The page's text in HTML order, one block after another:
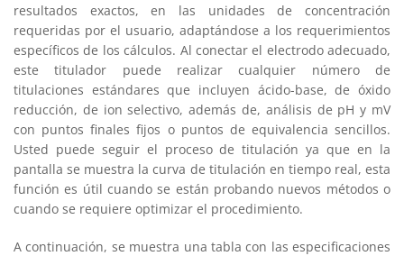
resultados exactos, en las unidades de concentración
requeridas por el usuario, adaptándose a los requerimientos
específicos de los cálculos. Al conectar el electrodo adecuado,
este titulador puede realizar cualquier número de
titulaciones estándares que incluyen ácido-base, de óxido
reducción, de ion selectivo, además de, análisis de pH y mV
con puntos finales fijos o puntos de equivalencia sencillos.
Usted puede seguir el proceso de titulación ya que en la
pantalla se muestra la curva de titulación en tiempo real, esta
función es útil cuando se están probando nuevos métodos o
cuando se requiere optimizar el procedimiento.
A continuación, se muestra una tabla con las especificaciones